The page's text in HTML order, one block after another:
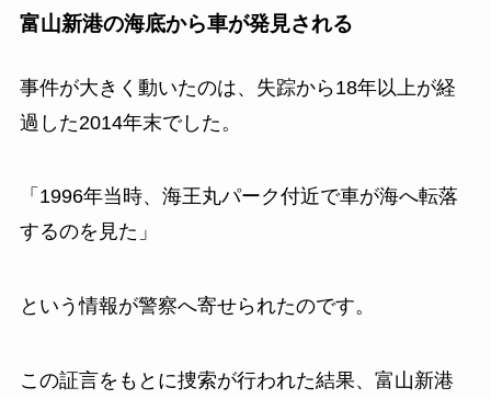
富山新港の海底から車が発見される
事件が大きく動いたのは、失踪から18年以上が経
過した2014年末でした。
「1996年当時、海王丸パーク付近で車が海へ転落
するのを見た」
という情報が警察へ寄せられたのです。
この証言をもとに捜索が行われた結果、富山新港